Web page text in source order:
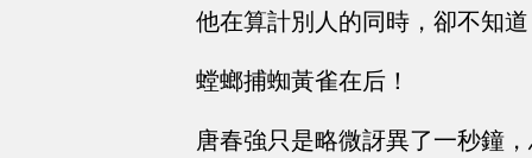
他在算計別人的同時，卻不知
螳螂捕蜘黃雀在后！
唐春強只是略微訝異了一秒鐘